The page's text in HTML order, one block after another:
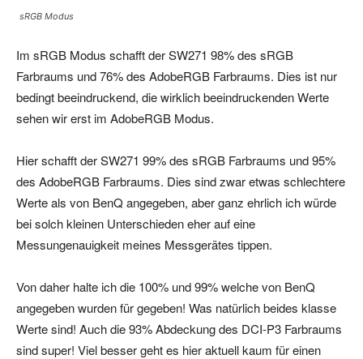
sRGB Modus
Im sRGB Modus schafft der SW271 98% des sRGB
Farbraums und 76% des AdobeRGB Farbraums. Dies ist nur
bedingt beeindruckend, die wirklich beeindruckenden Werte
sehen wir erst im AdobeRGB Modus.
Hier schafft der SW271 99% des sRGB Farbraums und 95%
des AdobeRGB Farbraums. Dies sind zwar etwas schlechtere
Werte als von BenQ angegeben, aber ganz ehrlich ich würde
bei solch kleinen Unterschieden eher auf eine
Messungenauigkeit meines Messgerätes tippen.
Von daher halte ich die 100% und 99% welche von BenQ
angegeben wurden für gegeben! Was natürlich beides klasse
Werte sind! Auch die 93% Abdeckung des DCI-P3 Farbraums
sind super! Viel besser geht es hier aktuell kaum für einen